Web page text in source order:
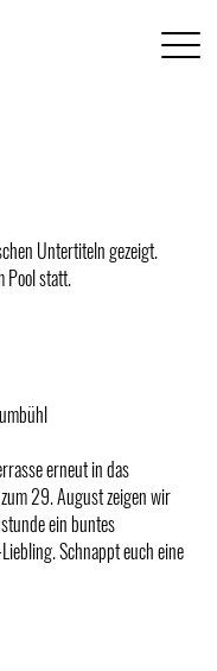
Untertiteln gezeigt.
Pool statt.
erneut in das
29. August zeigen wir
ein buntes
Schnappt euch eine